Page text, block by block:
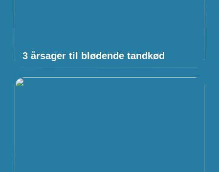
3 årsager til blødende tandkød